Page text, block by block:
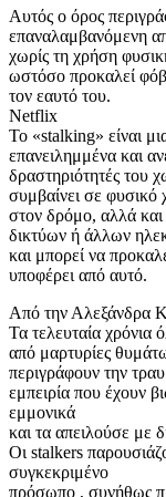
Αυτός ο όρος
επαναλαμβανόμενη
χωρίς τη χρήση
ωστόσο προκαλεί
τον εαυτό του.
Netflix
Το «stalking» είναι
επανειλημμένα και
δραστηριότητές του
συμβαίνει σε φυσικό
στον δρόμο, αλλά
δικτύων ή άλλων
και μπορεί να
υποφέρει από αυτό.
Από την Αλεξάνδρα
Τα τελευταία χρόνια
από μαρτυρίες
περιγράφουν την
εμπειρία που έχουν
εμμονικά
και τα απειλούσε με
Οι stalkers
συγκεκριμένο
πρόσωπο , συνήθως